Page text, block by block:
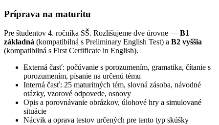
Príprava na maturitu
Pre študentov 4. ročníka SŠ. Rozlišujeme dve úrovne — B1
základná (kompatibilná s Preliminary English Test) a B2 vyššia
(kompatibilná s First Certificate in English).
Externá časť: počúvanie s porozumením, gramatika, čítanie s
porozumením, písanie na určenú tému
Interná časť: 25 maturitných tém, slovná zásoba, návodné
otázky, vzorové odpovede, osnovy
Opis a porovnávanie obrázkov, úlohové hry a simulované
situácie
Nácvik a oprava testov určených pre tento typ skúšky